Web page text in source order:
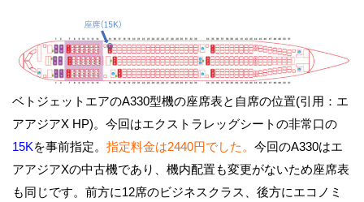
ベトジェットエアのA330型機の座席表と自席の位置(引用：エ
アアジアX HP)。今回はエクストラレッグシートの非常口の
15Kを事前指定。 指定料金は2440円でした。 今回のA330はエ
アアジアXの中古機であり、機内配置も変更がないため座席表
も同じです。前方に12席のビジネスクラス、後方にエコノミ